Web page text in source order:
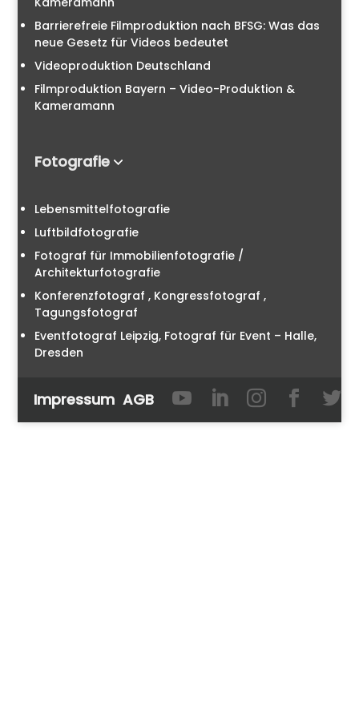
Barrierefreie Filmproduktion nach BFSG: Was das
neue Gesetz für Videos bedeutet
Videoproduktion Deutschland
Filmproduktion Bayern – Video-Produktion &
Kameramann
Fotografie
Lebensmittelfotografie
Luftbildfotografie
Fotograf für Immobilienfotografie /
Architekturfotografie
Konferenzfotograf , Kongressfotograf ,
Tagungsfotograf
Eventfotograf Leipzig, Fotograf für Event – Halle,
Dresden
Impressum AGB     